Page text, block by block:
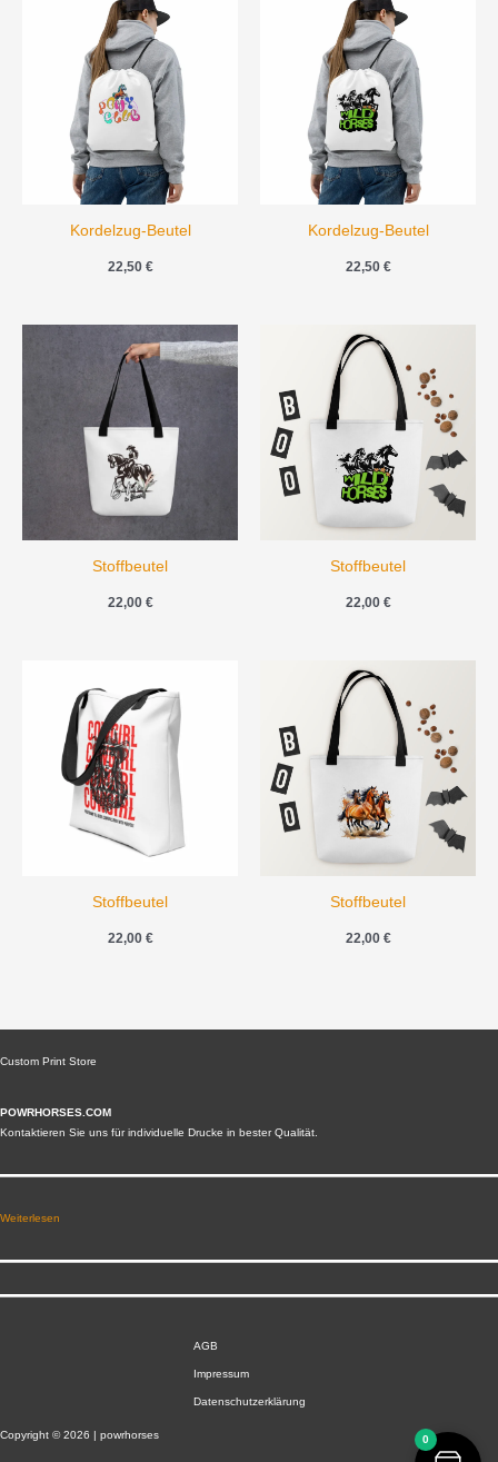
Kordelzug-Beutel
22,50 €
Kordelzug-Beutel
22,50 €
Stoffbeutel
22,00 €
Stoffbeutel
22,00 €
Stoffbeutel
22,00 €
Stoffbeutel
22,00 €
Custom Print Store
POWRHORSES.COM
Kontaktieren Sie uns für individuelle Drucke in bester Qualität.
Weiterlesen
AGB
Impressum
Datenschutzerklärung
Copyright © 2026 | powrhorses 0